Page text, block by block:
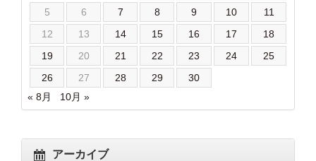
5
6 7 8 9 10
11
12
13 14 15 16 17
18
19
20 21 22 23 24
25
26
27 28 29
30
« 8月
10月 »
アーカイブ